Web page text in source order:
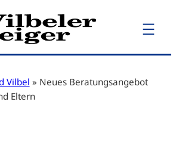
Vilbel » Neues Beratungsangebot
Eltern